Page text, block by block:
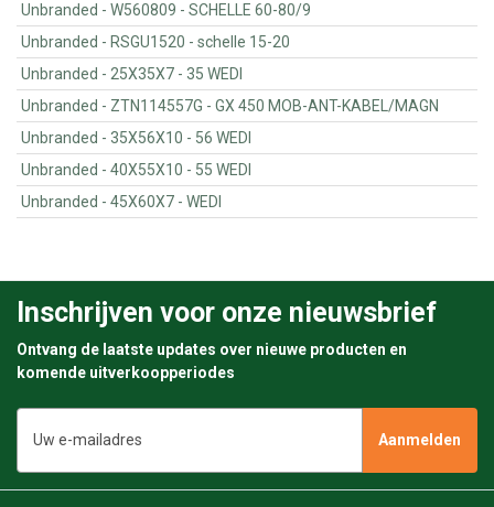
Unbranded - W560809 - SCHELLE 60-80/9
Unbranded - RSGU1520 - schelle 15-20
Unbranded - 25X35X7 - 35 WEDI
Unbranded - ZTN114557G - GX 450 MOB-ANT-KABEL/MAGN
Unbranded - 35X56X10 - 56 WEDI
Unbranded - 40X55X10 - 55 WEDI
Unbranded - 45X60X7 - WEDI
Inschrijven voor onze nieuwsbrief
Ontvang de laatste updates over nieuwe producten en
komende uitverkoopperiodes
mailadres